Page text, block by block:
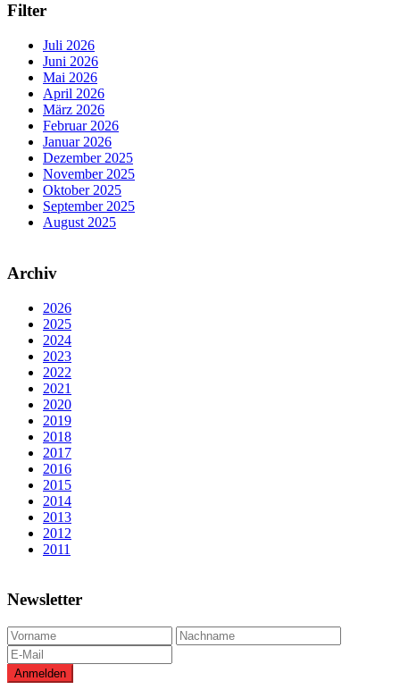
Filter
Juli 2026
Juni 2026
Mai 2026
April 2026
März 2026
Februar 2026
Januar 2026
Dezember 2025
November 2025
Oktober 2025
September 2025
August 2025
Archiv
2026
2025
2024
2023
2022
2021
2020
2019
2018
2017
2016
2015
2014
2013
2012
2011
Newsletter